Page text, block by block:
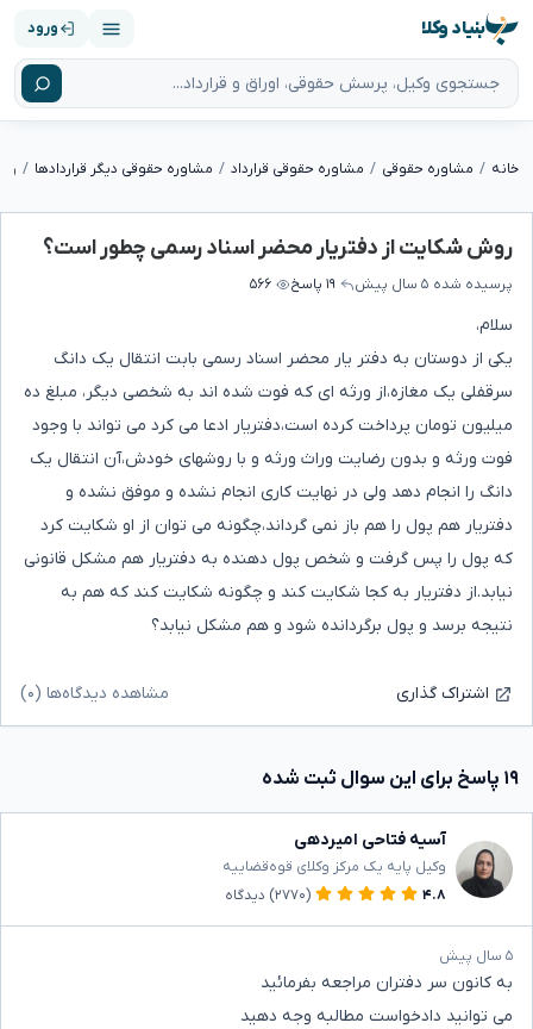
بنیاد وکلا ورود
خانه مشاوره حقوقی مشاوره حقوقی قرارداد مشاوره حقوقی دیگر قراردادها
روش شکایت از دفتریار محضر اسناد رسمی چطور است؟
پرسیده شده ۵ سال پیش ۱۹ پاسخ ۵۶۶
سلام،
یکی از دوستان به دفتر یار محضر اسناد رسمی بابت انتقال یک دانگ
سرقفلی یک مغازه،از ورثه ای که فوت شده اند به شخصی دیگر، مبلغ ده
میلیون تومان پرداخت کرده است،دفتریار ادعا می کرد می تواند با وجود
فوت ورثه و بدون رضایت وراث ورثه و با روشهای خودش،آن انتقال یک
دانگ را انجام دهد ولی در نهایت کاری انجام نشده و موفق نشده و
دفتریار هم پول را هم باز نمی گرداند،چگونه می توان از او شکایت کرد
که پول را پس گرفت و شخص پول دهنده به دفتریار هم مشکل قانونی
نیابد.از دفتریار به کجا شکایت کند و چگونه شکایت کند که هم به
نتیجه برسد و پول برگردانده شود و هم مشکل نیابد؟
اشتراک گذاری مشاهده دیدگاه‌ها (۰)
۱۹ پاسخ برای این سوال ثبت شده
آسیه فتاحی امیردهی
وکیل پایه یک مرکز وکلای قوه‌قضاییه
۴.۸
(۲۷۷۰) دیدگاه
۵ سال پیش
به کانون سر دفتران مراجعه بفرمائید
می توانید دادخواست مطالبه وجه دهید